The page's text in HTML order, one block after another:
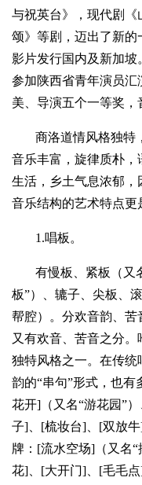
与祝英台》，现代剧《
颂》等剧，迈出了新的
影片发行国内及新加坡
参加陕西省青年演员
美、导演五个一等奖，
商洛道情风格独特
音乐丰富，旋律质朴
生活，乡土气息浓郁
音乐结构的艺术特点更
1.唱板。
有慢板、紧板（又
板”）、辘子、尖板、
帮腔）。分欢音韵、苦
又有欢音、苦音之分。
独特风格之一。在传
韵的“串句”形式，也
花开]（又名“游花园”
子]、[梳妆台]、[双放
牌：[流水空场]（又名
花]、[大开门]、[毛毛